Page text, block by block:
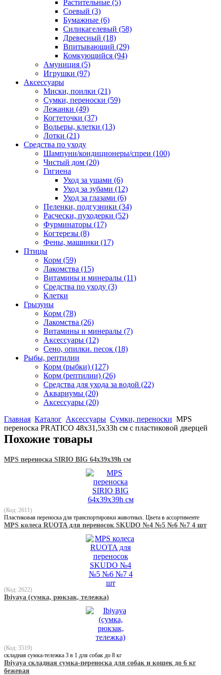
Растительные (5)
Соевый (3)
Бумажные (6)
Силикагелевый (58)
Древесный (18)
Впитывающий (29)
Комкующийся (94)
Амуниция (5)
Игрушки (97)
Аксессуары
Миски, поилки (21)
Сумки, переноски (59)
Лежанки (49)
Когтеточки (37)
Вольеры, клетки (13)
Лотки (21)
Средства по уходу
Шампуни/кондиционеры/спреи (100)
Чистый дом (20)
Гигиена
Уход за ушами (6)
Уход за зубами (12)
Уход за глазами (6)
Пеленки, подгузники (34)
Расчески, пуходерки (52)
Фурминаторы (17)
Когтерезы (8)
Фены, машинки (17)
Птицы
Корм (59)
Лакомства (15)
Витамины и минералы (11)
Средства по уходу (3)
Клетки
Грызуны
Корм (78)
Лакомства (26)
Витамины и минералы (7)
Аксессуары (12)
Сено, опилки. песок (18)
Рыбы, рептилии
Корм (рыбки) (127)
Корм (рептилии) (26)
Средства для ухода за водой (22)
Аквариумы (20)
Аксессуары (20)
Главная Каталог Аксессуары Сумки, переноски MPS
переноска PRATICO 48х31,5х33h см с пластиковой дверцей
Похожие товары
MPS переноска SIRIO BIG 64х39х39h см
(Код: 2611)
Пластиковая переноска для транспортировки животных. Цвета в ассортименте
MPS колеса RUOTA для переносок SKUDO №4 №5 №6 №7 4 шт
(Код: 2622)
Ibiyaya (сумка, рюкзак, тележка)
(Код: 3519)
складная сумка-тележка 3 в 1 для собак до 8 кг
Ibiyaya складная сумка-переноска для собак и кошек до 6 кг
бежевая